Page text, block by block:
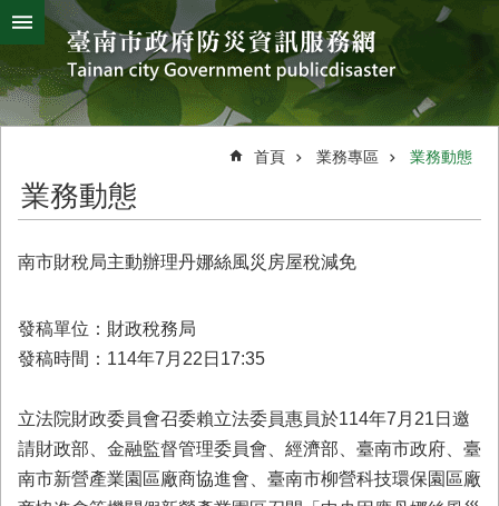
跳到主要內容區塊
搜
尋
進
階
搜
熱
字
颱
風
災
害
救
室
簡
介
災
防
新
聞
首頁 業務專區 業務動態
業務動態
南市財稅局主動辦理丹娜絲風災房屋稅減免
發稿單位：財政稅務局
發稿時間：114年7月22日17:35
立法院財政委員會召委賴立法委員惠員於114年7月21日邀
請財政部、金融監督管理委員會、經濟部、臺南市政府、臺
南市新營產業園區廠商協進會、臺南市柳營科技環保園區廠